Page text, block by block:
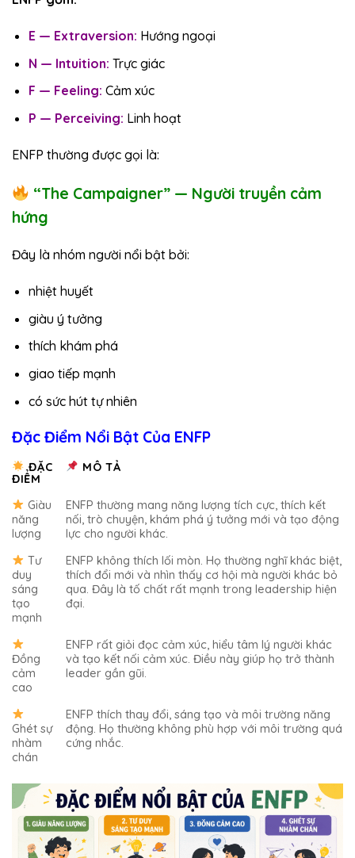
E — Extraversion: Hướng ngoại
N — Intuition: Trực giác
F — Feeling: Cảm xúc
P — Perceiving: Linh hoạt
ENFP thường được gọi là:
“The Campaigner” — Người truyền cảm
hứng
Đây là nhóm người nổi bật bởi:
nhiệt huyết
giàu ý tưởng
thích khám phá
giao tiếp mạnh
có sức hút tự nhiên
Đặc Điểm Nổi Bật Của ENFP
ĐẶC
ĐIỂM
MÔ TẢ
Giàu
năng
lượng
ENFP thường mang năng lượng tích cực, thích kết
nối, trò chuyện, khám phá ý tưởng mới và tạo động
lực cho người khác.
Tư
duy
sáng
tạo
mạnh
ENFP không thích lối mòn. Họ thường nghĩ khác biệt,
thích đổi mới và nhìn thấy cơ hội mà người khác bỏ
qua. Đây là tố chất rất mạnh trong leadership hiện
đại.
Đồng
cảm
cao
ENFP rất giỏi đọc cảm xúc, hiểu tâm lý người khác
và tạo kết nối cảm xúc. Điều này giúp họ trở thành
leader gần gũi.
Ghét sự
nhàm
chán
ENFP thích thay đổi, sáng tạo và môi trường năng
động. Họ thường không phù hợp với môi trường quá
cứng nhắc.